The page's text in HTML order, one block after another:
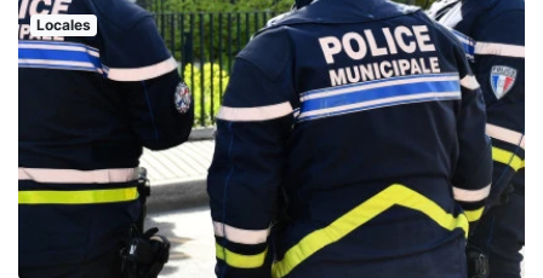
Locales